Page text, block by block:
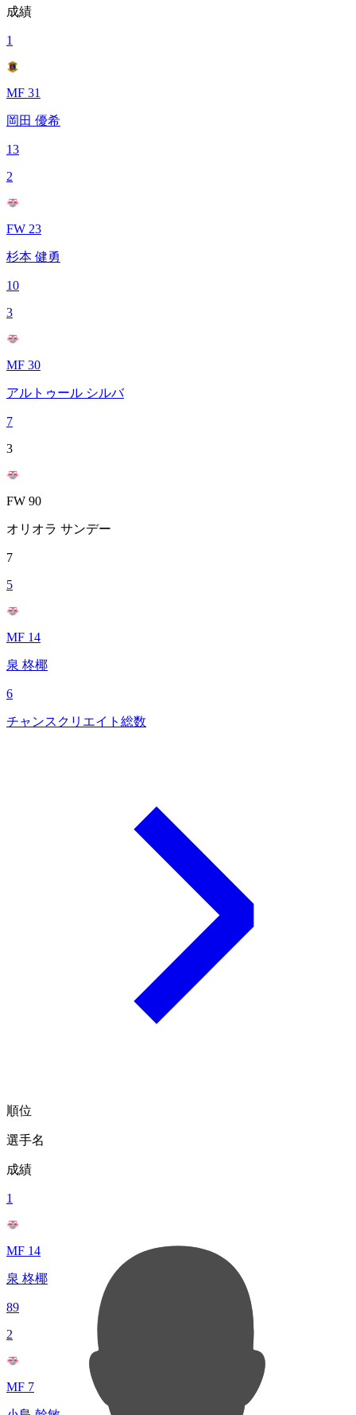
成績
1
MF 31
岡田 優希
13
2
FW 23
杉本 健勇
10
3
MF 30
アルトゥール シルバ
7
3
FW 90
オリオラ サンデー
7
5
MF 14
泉 柊椰
6
チャンスクリエイト総数
順位
選手名
成績
1
MF 14
泉 柊椰
89
2
MF 7